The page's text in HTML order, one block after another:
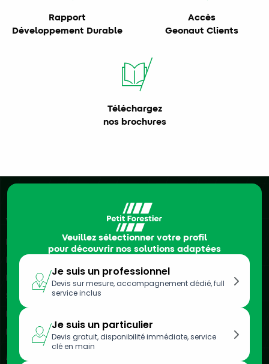
Rapport
Développement Durable
Accès
Geonaut Clients
Téléchargez
nos brochures
Veuillez sélectionner votre profil
pour découvrir nos solutions adaptées
Je suis un professionnel
Devis sur mesure, accompagnement dédié, full
service inclus
Je suis un particulier
Devis gratuit, disponibilité immédiate, service
clé en main
Véhicules frigorifiques
Location de camions frigorifiques
Location de véhicules frigorifiques
Location de remorques frigorifiques
Semi-remorques frigorifiques
Location de camionnettes frigorifiques
Location d’utilitaires frigorifiques
Meubles réfrigérés